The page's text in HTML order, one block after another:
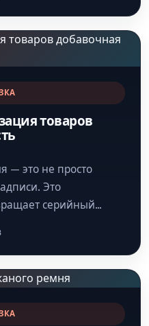
товаров
— это не просто
Это
серийный